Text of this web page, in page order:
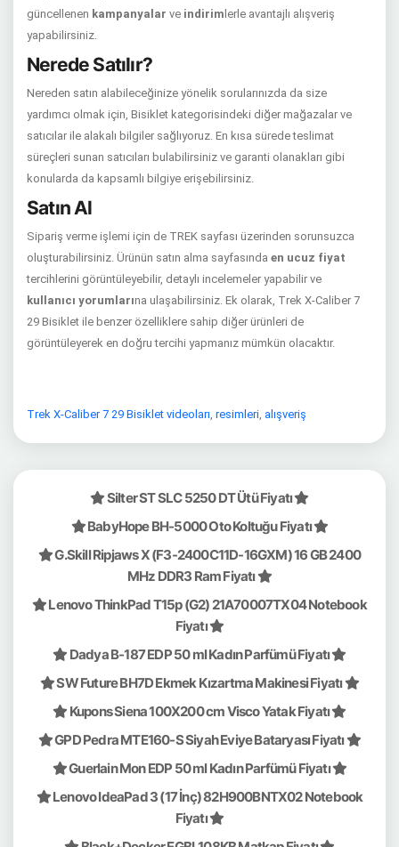
güncellenen kampanyalar ve indirim lerle avantajlı alışveriş
yapabilirsiniz.
Nerede Satılır?
Nereden satın alabileceğinize yönelik sorularınızda da size
yardımcı olmak için, Bisiklet kategorisindeki diğer mağazalar ve
satıcılar ile alakalı bilgiler sağlıyoruz. En kısa sürede teslimat
süreçleri sunan satıcıları bulabilirsiniz ve garanti olanakları gibi
konularda da kapsamlı bilgiye erişebilirsiniz.
Satın Al
Sipariş verme işlemi için de TREK sayfası üzerinden sorunsuzca
oluşturabilirsiniz. Ürünün satın alma sayfasında en ucuz fiyat
tercihlerini görüntüleyebilir, detaylı incelemeler yapabilir ve
kullanıcı yorumlarına ulaşabilirsiniz. Ek olarak, Trek X-Caliber 7
29 Bisiklet ile benzer özelliklere sahip diğer ürünleri de
görüntüleyerek en doğru tercihi yapmanız mümkün olacaktır.
Trek X-Caliber 7 29 Bisiklet videoları, resimleri, alışveriş
Silter ST SLC 5250 DT Ütü Fiyatı
BabyHope BH-5000 Oto Koltuğu Fiyatı
G.Skill Ripjaws X (F3-2400C11D-16GXM) 16 GB 2400
MHz DDR3 Ram Fiyatı
Lenovo ThinkPad T15p (G2) 21A70007TX04 Notebook
Fiyatı
Dadya B-187 EDP 50 ml Kadın Parfümü Fiyatı
SW Future BH7D Ekmek Kızartma Makinesi Fiyatı
Kupons Siena 100X200 cm Visco Yatak Fiyatı
GPD Pedra MTE160-S Siyah Eviye Bataryası Fiyatı
Guerlain Mon EDP 50 ml Kadın Parfümü Fiyatı
Lenovo IdeaPad 3 (17 İnç) 82H900BNTX02 Notebook
Fiyatı